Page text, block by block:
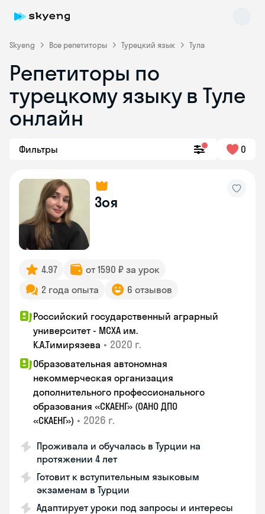
Skyeng Все репетиторы Турецкий язык Тула
Репетиторы по
турецкому языку в Туле
онлайн
Фильтры 0
Зоя
4.97
от 1590 ₽ за урок
2 года опыта
6 отзывов
Российский государственный аграрный
университет - МСХА им.
К.А.Тимирязева • 2020 г.
Образовательная автономная
некоммерческая организация
дополнительного профессионального
образования «СКАЕНГ» (ОАНО ДПО
«СКАЕНГ») • 2026 г.
Проживала и обучалась в Турции на
протяжении 4 лет
Готовит к вступительным языковым
экзаменам в Турции
Адаптирует уроки под запросы и интересы
Skyeng Chat